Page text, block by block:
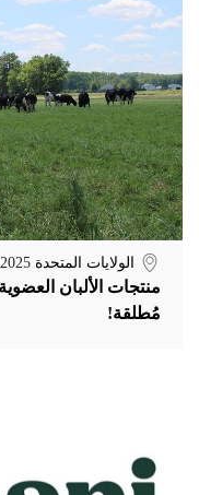
الولايات المتحدة
منتجات الألبان
مُطلقة!